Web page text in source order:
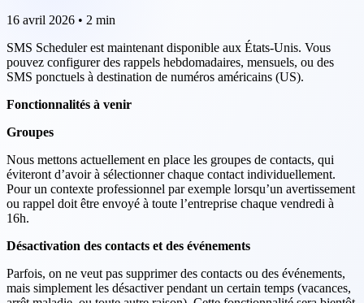
16 avril 2026 • 2 min
SMS Scheduler est maintenant disponible aux États-Unis. Vous
pouvez configurer des rappels hebdomadaires, mensuels, ou des
SMS ponctuels à destination de numéros américains (US).
Fonctionnalités à venir
Groupes
Nous mettons actuellement en place les groupes de contacts, qui
éviteront d’avoir à sélectionner chaque contact individuellement.
Pour un contexte professionnel par exemple lorsqu’un avertissement
ou rappel doit être envoyé à toute l’entreprise chaque vendredi à
16h.
Désactivation des contacts et des événements
Parfois, on ne veut pas supprimer des contacts ou des événements,
mais simplement les désactiver pendant un certain temps (vacances,